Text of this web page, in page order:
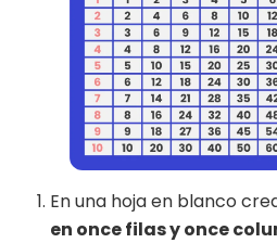
En una hoja en blanco
en once filas y once